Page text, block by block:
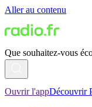
Aller au contenu
Que souhaitez-vous
Ouvrir l'appDécouvrir